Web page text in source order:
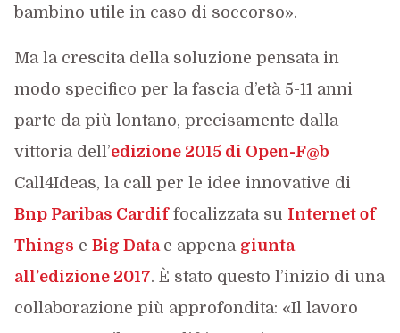
bambino utile in caso di soccorso».
Ma la crescita della soluzione pensata in
modo specifico per la fascia d’età 5-11 anni
parte da più lontano, precisamente dalla
vittoria dell’edizione 2015 di Open-F@b
Call4Ideas, la call per le idee innovative di
Bnp Paribas Cardiffocalizzata su Internet of
Things e Big Data e appena giunta
all’edizione 2017. È stato questo l’inizio di una
collaborazione più approfondita: «Il lavoro